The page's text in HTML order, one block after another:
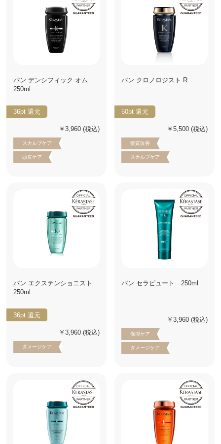
バン デンシフィック オム
250ml
36pt 還元
￥3,960 (税込)
スカルプケア
頭皮ケア
バン クロノロジスト R
50pt 還元
￥5,500 (税込)
髪質改善
スカルプケア
バン エクステンショニスト
250ml
36pt 還元
￥3,960 (税込)
ダメージケア
バン セラピュート 250ml
￥3,960 (税込)
保湿ケア
ダメージケア